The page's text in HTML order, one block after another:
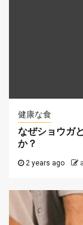
健康な食
なぜショウガ
か？
2 years ago